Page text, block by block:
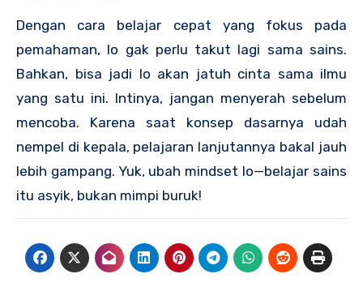
Dengan cara belajar cepat yang fokus pada
pemahaman, lo gak perlu takut lagi sama sains.
Bahkan, bisa jadi lo akan jatuh cinta sama ilmu
yang satu ini. Intinya, jangan menyerah sebelum
mencoba. Karena saat konsep dasarnya udah
nempel di kepala, pelajaran lanjutannya bakal jauh
lebih gampang. Yuk, ubah mindset lo—belajar sains
itu asyik, bukan mimpi buruk!